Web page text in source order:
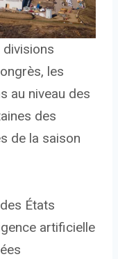
les
au niveau des
des
de la saison
États
artificielle